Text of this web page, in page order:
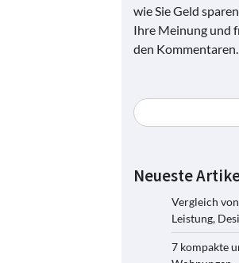
wie Sie Geld
Ihre Meinung und
den Kommentaren.
Neueste
Vergleich
Leistung,
7 kompakte